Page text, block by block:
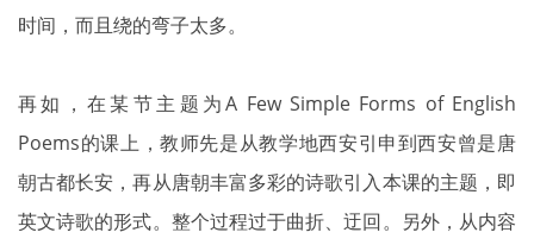
时间，而且绕的弯子太多。
再如，在某节主题为A Few Simple Forms of English
Poems的课上，教师先是从教学地西安引申到西安曾是唐
朝古都长安，再从唐朝丰富多彩的诗歌引入本课的主题，即
英文诗歌的形式。整个过程过于曲折、迂回。另外，从内容